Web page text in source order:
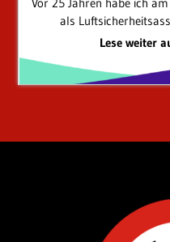
als
Lese weiter